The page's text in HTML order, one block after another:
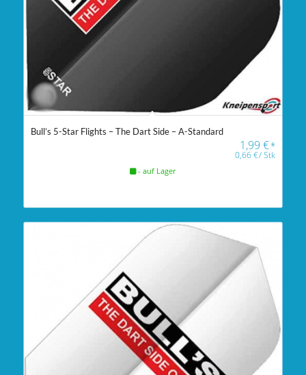
Bull’s 5-Star Flights – The Dart Side – A-Standard
1,99€*
0,66€/Stk
- auf Lager